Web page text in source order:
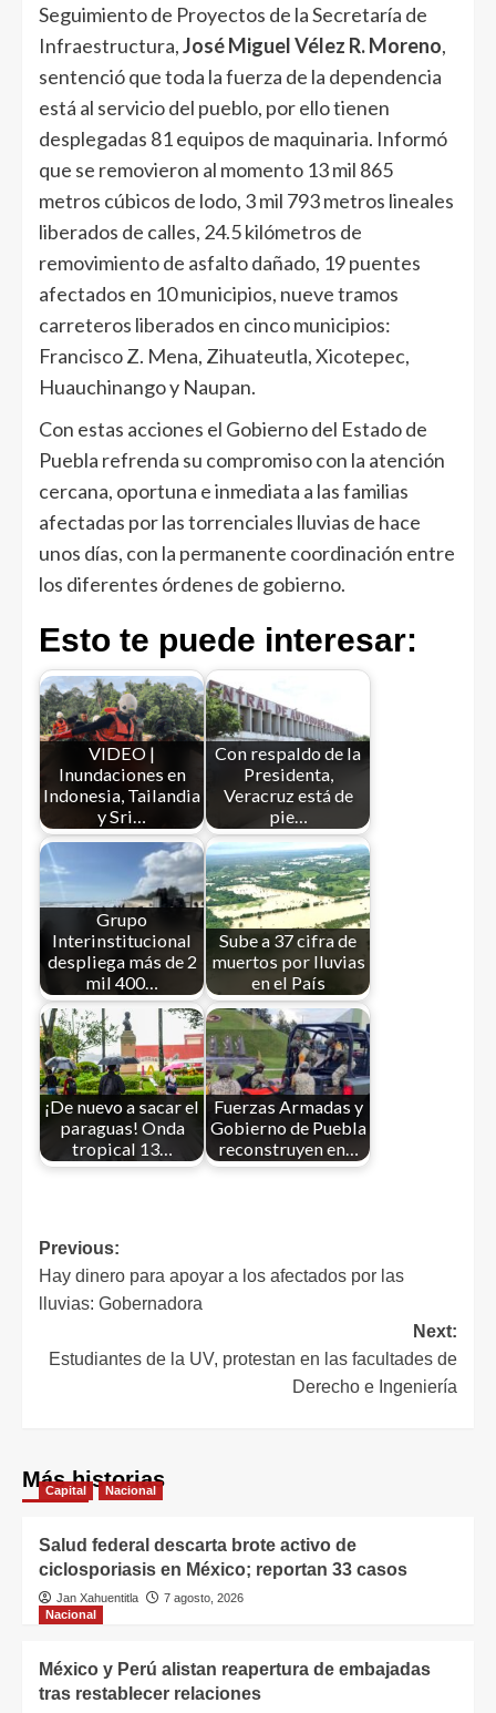
Seguimiento de Proyectos de la Secretaría de
Infraestructura,José Miguel Vélez R. Moreno,
sentenció que toda la fuerza de la dependencia
está al servicio del pueblo, por ello tienen
desplegadas 81 equipos de maquinaria. Informó
que se removieron al momento 13 mil 865
metros cúbicos de lodo, 3 mil 793 metros lineales
liberados de calles, 24.5 kilómetros de
removimiento de asfalto dañado, 19 puentes
afectados en 10 municipios, nueve tramos
carreteros liberados en cinco municipios:
Francisco Z. Mena, Zihuateutla, Xicotepec,
Huauchinango y Naupan.
Con estas acciones el Gobierno del Estado de
Puebla refrenda su compromiso con la atención
cercana, oportuna e inmediata a las familias
afectadas por las torrenciales lluvias de hace
unos días, con la permanente coordinación entre
los diferentes órdenes de gobierno.
Esto te puede interesar:
VIDEO |
Inundaciones en
Indonesia, Tailandia
y Sri…
Con respaldo de la
Presidenta,
Veracruz está de
pie…
Grupo
Interinstitucional
despliega más de 2
mil 400…
Sube a 37 cifra de
muertos por lluvias
en el País
¡De nuevo a sacar el
paraguas! Onda
tropical 13…
Fuerzas Armadas y
Gobierno de Puebla
reconstruyen en…
Previous:
Hay dinero para apoyar a los afectados por las
lluvias: Gobernadora
Next:
Estudiantes de la UV, protestan en las facultades de
Derecho e Ingeniería
Más historias
Capital Nacional
Salud federal descarta brote activo de
ciclosporiasis en México; reportan 33 casos
Jan Xahuentitla
7 agosto, 2026
Nacional
México y Perú alistan reapertura de embajadas
tras restablecer relaciones